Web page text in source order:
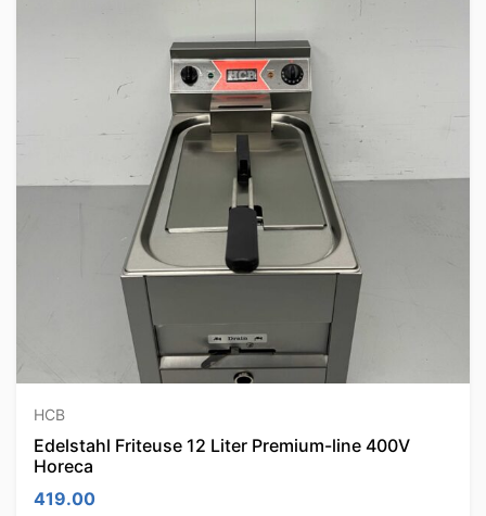
HCB
Edelstahl Friteuse 12 Liter Premium-line 400V
Horeca
419.00